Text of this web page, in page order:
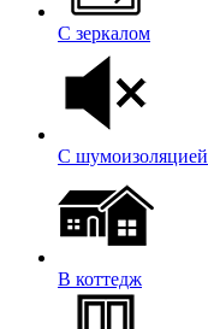
С зеркалом
С шумоизоляцией
В коттедж